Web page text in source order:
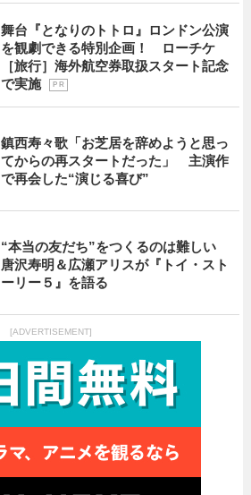
舞台『となりのトトロ』ロンドン公演
を観劇できる特別企画！ ローチケ
［旅行］海外航空券取扱スタート記念
で実施
P R
鎮西寿々歌「お芝居を辞めようと思っ
てからの再スタートだった」 主演作
で再会した“演じる喜び”
“本当の友だち”をつくるのは難しい
唐沢寿明＆広瀬アリスが『トイ・スト
ーリー５』を語る
[ADVERTISEMENT]